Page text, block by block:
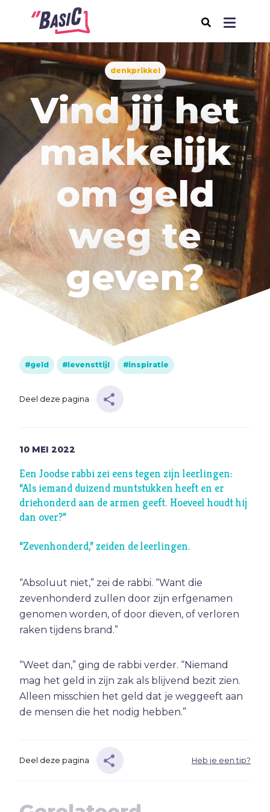
Over BasiC
Programma's
BasiC Let’s Move
BasiC Move It
BasiC Movement
Expeditie Klooster
Thema's
Samenleving
Muziek
Geloof
Internationaal
Identiteit
Alle onderwerpen
Ambitie
Antisemitisme
Beproeving
Bidden
Bijbel
C
Criminaliteit
Dankdag
denkprikkel
Vind jij het
makkelijk
om geld
weg te
geven?
geld levensttijl inspiratie
Deel deze pagina
10 MEI 2022
Een Joodse rabbi zei eens tegen zijn leerlingen:
“Als iemand duizend muntstukken heeft en er
driehonderd aan de armen geeft. Hoeveel houdt hij
dan over?”
“Zevenhonderd,” zeiden de leerlingen.
“Absoluut niet,” zei de rabbi. “Want die
zevenhonderd zullen door zijn erfgenamen
genomen worden, of door dieven, of verloren
raken tijdens brand.”
“Weet dan,” ging de rabbi verder. “Niemand
mag het geld in zijn zak als blijvend bezit zien.
Alleen misschien het geld dat je weggeeft aan
de mensen die het nodig hebben.”
Deel deze pagina Heb je een tip?